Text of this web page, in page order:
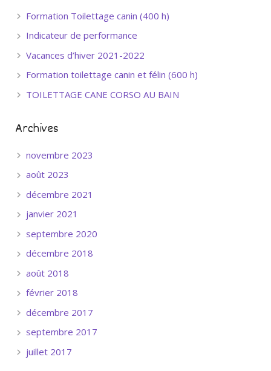
Formation Toilettage canin (400 h)
Indicateur de performance
Vacances d’hiver 2021-2022
Formation toilettage canin et félin (600 h)
TOILETTAGE CANE CORSO AU BAIN
Archives
novembre 2023
août 2023
décembre 2021
janvier 2021
septembre 2020
décembre 2018
août 2018
février 2018
décembre 2017
septembre 2017
juillet 2017